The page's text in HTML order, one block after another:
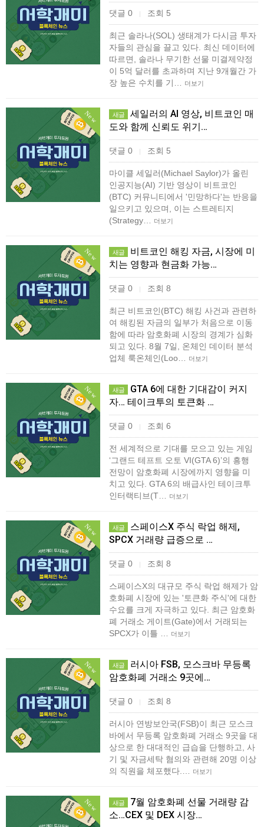
댓글 0 | 조회 5
최근 솔라나(SOL) 생태계가 다시금 투자
자들의 관심을 끌고 있다. 최신 데이터에
따르면, 솔라나 무기한 선물 미결제약정
이 5억 달러를 초과하며 지난 9개월간 가
장 높은 수치를 기…
더보기
New 새글
세일러의 AI 영상, 비트코인 매
도와 함께 신뢰도 위기…
댓글 0 | 조회 5
마이클 세일러(Michael Saylor)가 올린
인공지능(AI) 기반 영상이 비트코인
(BTC) 커뮤니티에서 '민망하다'는 반응을
일으키고 있으며, 이는 스트레티지
(Strategy…
더보기
New 새글
비트코인 해킹 자금, 시장에 미
치는 영향과 현금화 가능…
댓글 0 | 조회 8
최근 비트코인(BTC) 해킹 사건과 관련하
여 해킹된 자금의 일부가 처음으로 이동
함에 따라 암호화폐 시장의 경계가 심화
되고 있다. 8월 7일, 온체인 데이터 분석
업체 룩온체인(Loo…
더보기
New 새글
GTA 6에 대한 기대감이 커지
자… 테이크투의 토큰화 …
댓글 0 | 조회 6
전 세계적으로 기대를 모으고 있는 게임
‘그랜드 테프트 오토 VI(GTA 6)’의 흥행
전망이 암호화폐 시장에까지 영향을 미
치고 있다. GTA 6의 배급사인 테이크투
인터랙티브(T…
더보기
New 새글
스페이스X 주식 락업 해제,
SPCX 거래량 급증으로 …
댓글 0 | 조회 8
스페이스X의 대규모 주식 락업 해제가 암
호화폐 시장에 있는 '토큰화 주식'에 대한
수요를 크게 자극하고 있다. 최근 암호화
폐 거래소 게이트(Gate)에서 거래되는
SPCX가 이틀 …
더보기
New 새글
러시아 FSB, 모스크바 무등록
암호화폐 거래소 9곳에…
댓글 0 | 조회 8
러시아 연방보안국(FSB)이 최근 모스크
바에서 무등록 암호화폐 거래소 9곳을 대
상으로 한 대대적인 급습을 단행하고, 사
기 및 자금세탁 혐의와 관련해 20명 이상
의 직원을 체포했다.…
더보기
New 새글
7월 암호화폐 선물 거래량 감
소…CEX 및 DEX 시장…